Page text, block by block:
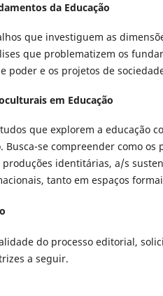
da Educação
que investiguem as
que problematizem os
poder e os projetos de
em Educação
que explorem a educação
se compreender como os
identitárias, a/s
tanto em espaços
do processo editorial,
a seguir.